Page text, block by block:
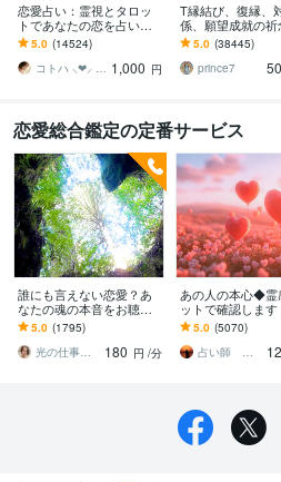
恋愛占い：霊視とタロッ
トであなたの恋を占いま
す 復縁・片想い・複雑
愛・夫婦問題…お悩みに
優しく寄り添います♡
5.0 (14524)
コトハ ⸜❤︎⸝ 新サービス提供開始✨️ 1,000 円
T縁結び、復縁、
係、願望成就の祈
ります 対象者の思
況、対象者との対
念
5.0 (38445)
prince7
恋愛総合鑑定の定番サービス
誰にも言えない恋愛？あ
なたの魂の本音をお聴き
します ライトワーカー歴
１５年の私が状況と将来
からメッセージ伝えます
5.0 (1795)
光の仕事人☆picari
180 円 /分
あの人の本心◆霊
ットで確認します
トを通じて霊感で
の気持ちを具体的
えします。
5.0 (5070)
占い師 采侑